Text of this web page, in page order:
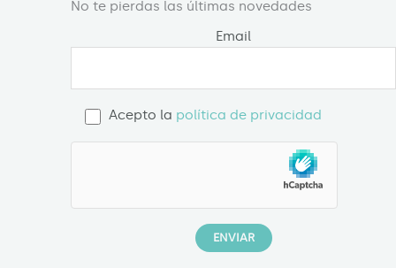
No te pierdas las últimas novedades
Email
Acepto la política de privacidad